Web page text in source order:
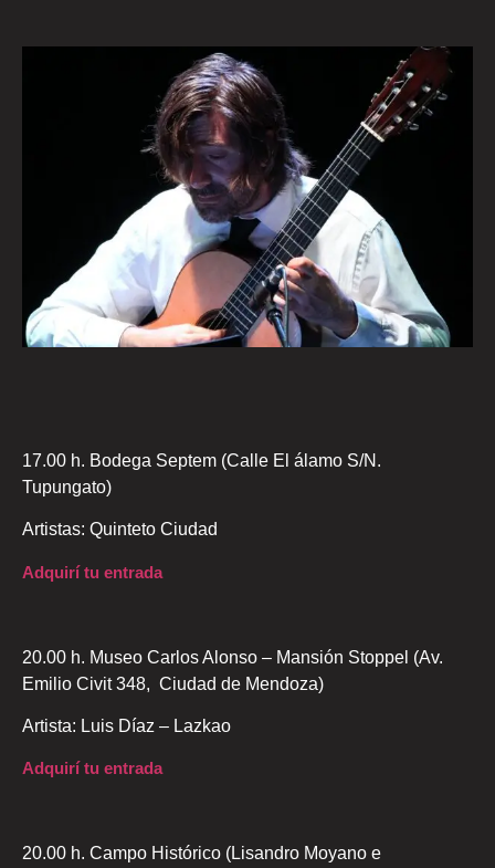
17.00 h. Bodega Septem (Calle El álamo S/N.
Tupungato)
Artistas: Quinteto Ciudad
Adquirí tu entrada
20.00 h. Museo Carlos Alonso – Mansión Stoppel (Av.
Emilio Civit 348, Ciudad de Mendoza)
Artista: Luis Díaz – Lazkao
Adquirí tu entrada
20.00 h. Campo Histórico (Lisandro Moyano e